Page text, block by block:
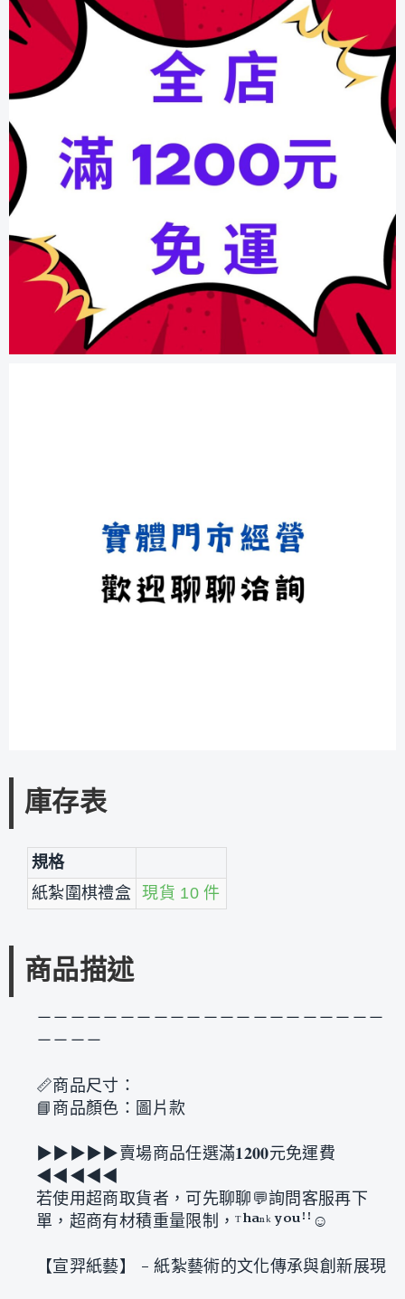
庫存表
規格
紙紮圍棋禮盒
現貨 10 件
商品描述
－－－－－－－－－－－－－－－－－－－－－
－－－－
📏商品尺寸：
📘商品顏色：圖片款
▶︎▶︎▶︎▶︎▶︎賣場商品任選滿𝟏𝟐𝟎𝟎元免運費
◀︎◀︎◀︎◀︎◀︎
若使用超商取貨者，可先聊聊💬詢問客服再下
單，超商有材積重量限制，ᵀʰᵃⁿᵏ ʸᵒᵘꜝꜝ☺
【宣羿紙藝】 - 紙紮藝術的文化傳承與創新展現